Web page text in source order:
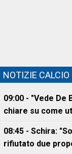
NOTIZIE CALCIO
09:00 - "Vede De
chiare su come
08:45 - Schira:
rifiutato due